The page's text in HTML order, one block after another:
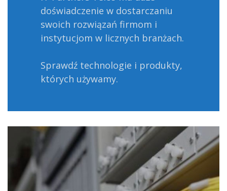
doświadczenie w dostarczaniu
swoich rozwiązań firmom i
instytucjom w licznych branżach.
Sprawdź technologie i produkty,
których używamy.